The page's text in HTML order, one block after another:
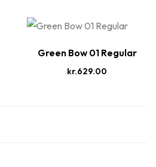
Green Bow 01 Regular
kr.629.00